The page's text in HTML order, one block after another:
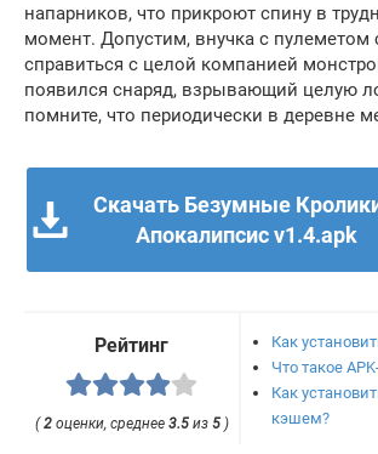
напарников, что прикроют спину в
момент. Допустим, внучка с пулеметом
справиться с целой компанией
появился снаряд, взрывающий целую
помните, что периодически в деревне
Скачать Безумные
Апокалипсис v1.4.apk
Рейтинг
( 2оценки, среднее 3.5из 5)
Как
Что такое
Как
кэшем?